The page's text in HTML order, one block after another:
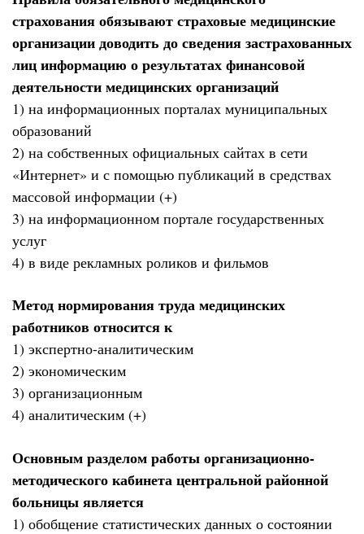
страхования обязывают страховые медицинские
организации доводить до сведения застрахованных
лиц информацию о результатах финансовой
деятельности медицинских организаций
1) на информационных порталах муниципальных
образований
2) на собственных официальных сайтах в сети
«Интернет» и с помощью публикаций в средствах
массовой информации (+)
3) на информационном портале государственных
услуг
4) в виде рекламных роликов и фильмов
Метод нормирования труда медицинских
работников относится к
1) экспертно-аналитическим
2) экономическим
3) организационным
4) аналитическим (+)
Основным разделом работы организационно-
методического кабинета центральной районной
больницы является
1) обобщение статистических данных о состоянии